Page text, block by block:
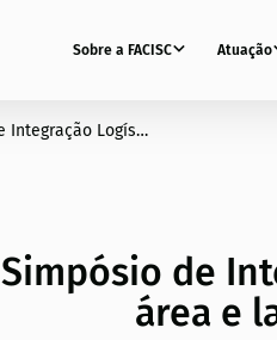
Sobre a FACISC Atuação
Simpósio de Integração Logística incentivou ações na área e lançou manifesto pró-ferrovias
Simpósio de
área e